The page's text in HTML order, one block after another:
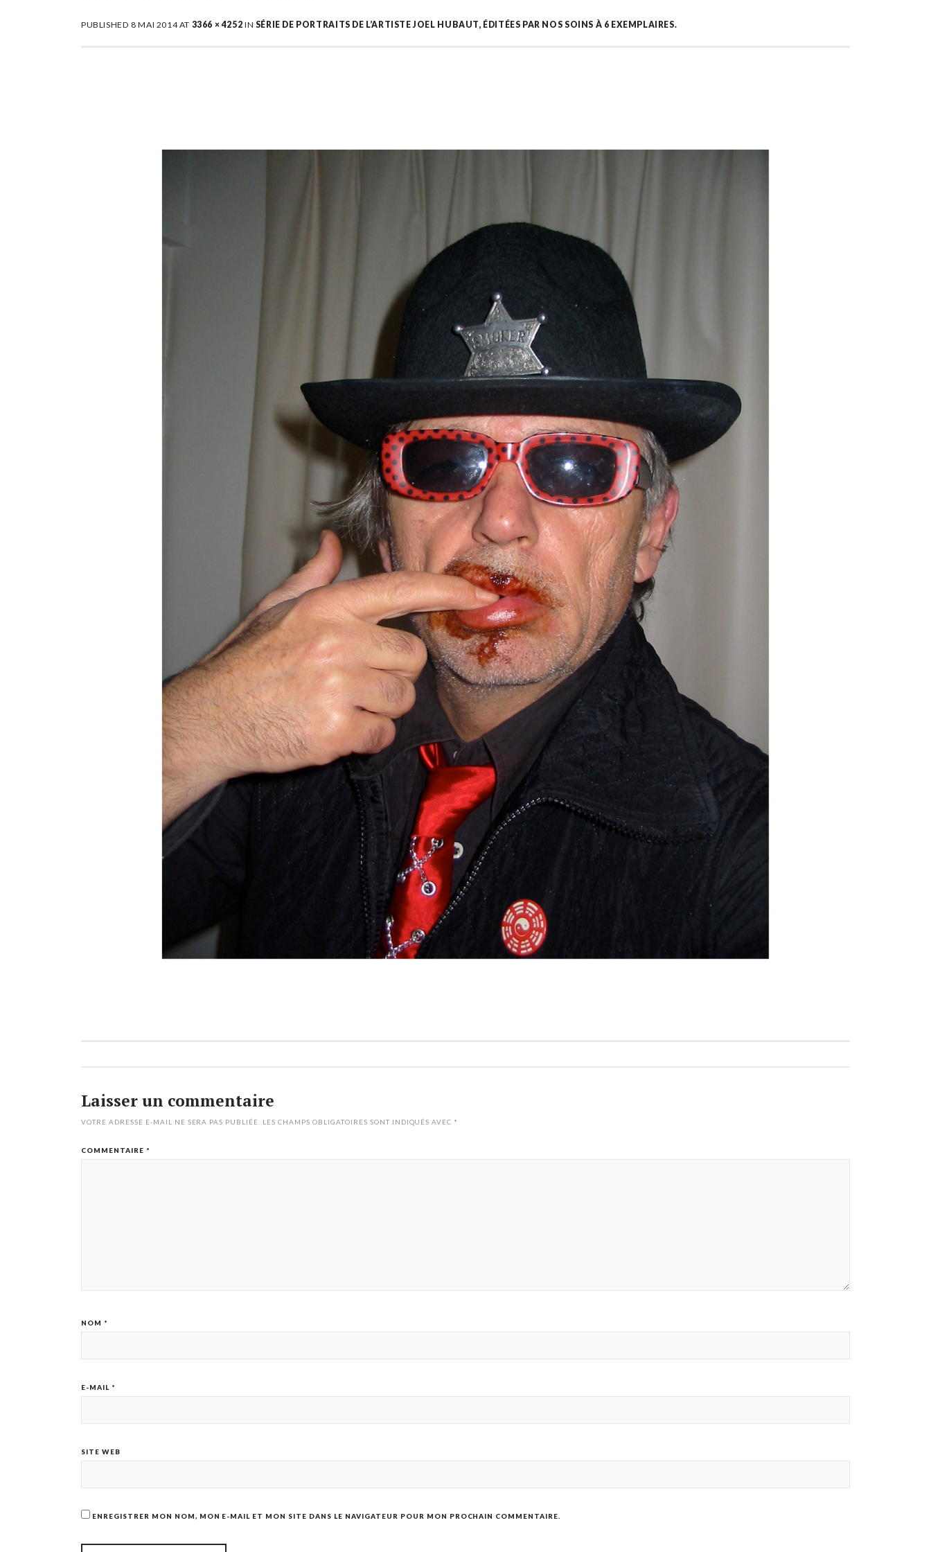
PUBLISHED8 MAI 2014AT 3366 × 4252 IN SÉRIE DE PORTRAITS DE L’ARTISTE JOEL HUBAUT, ÉDITÉES PAR NOS SOINS À 6 EXEMPLAIRES.
Laisser un commentaire
VOTRE ADRESSE E-MAIL NE SERA PAS PUBLIÉE. LES CHAMPS OBLIGATOIRES SONT INDIQUÉS AVEC *
COMMENTAIRE *
NOM *
E-MAIL *
SITE WEB
ENREGISTRER MON NOM, MON E-MAIL ET MON SITE DANS LE NAVIGATEUR POUR MON PROCHAIN COMMENTAIRE.